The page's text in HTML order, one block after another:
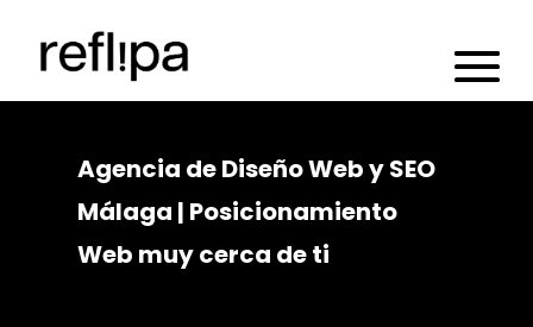
Agencia de Diseño Web y SEO
Málaga | Posicionamiento
Web muy cerca de ti